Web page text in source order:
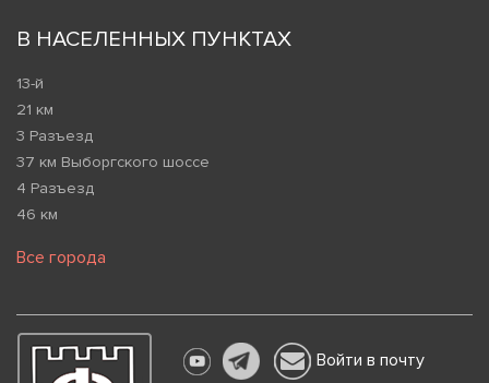
В НАСЕЛЕННЫХ ПУНКТАХ
13-й
21 км
3 Разъезд
37 км Выборгского шоссе
4 Разъезд
46 км
Все города
Войти в почту